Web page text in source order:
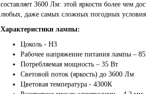
составляет 3600 Лм: этой яркости более чем
любых, даже самых сложных погодных
Характеристики лампы:
Цоколь - H3
Рабочее напряжение питания лампы –
Потребляемая мощность – 35 Вт
Световой поток (яркость) до 3600 Лм
Цветовая температура - 4300К